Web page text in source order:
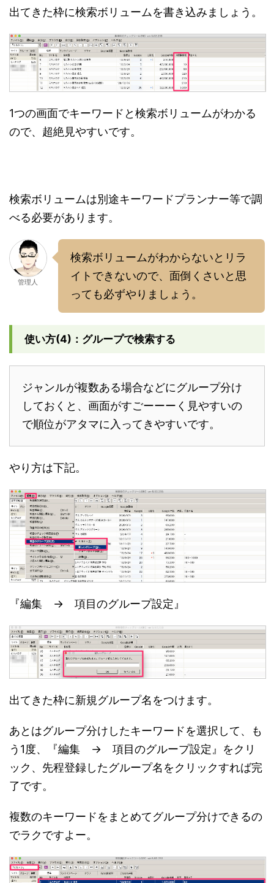
出てきた枠に検索ボリュームを書き込みましょう。
1つの画面でキーワードと検索ボリュームがわかる
ので、超絶見やすいです。
検索ボリュームは別途キーワードプランナー等で調
べる必要があります。
管理人
検索ボリュームがわからないとリラ
イトできないので、面倒くさいと思
っても必ずやりましょう。
使い方(4)：グループで検索する
ジャンルが複数ある場合などにグループ分け
しておくと、画面がすごーーーく見やすいの
で順位がアタマに入ってきやすいです。
やり方は下記。
『編集 → 項目のグループ設定』
出てきた枠に新規グループ名をつけます。
あとはグループ分けしたキーワードを選択して、も
う1度、『編集 → 項目のグループ設定』をクリ
ック、先程登録したグループ名をクリックすれば完
了です。
複数のキーワードをまとめてグループ分けできるの
でラクですよー。